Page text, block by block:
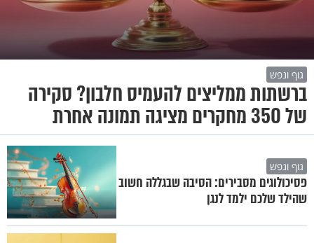
גוף ונפש
ברשתות ממליצים להעמיס חלבון? סקירה
של 350 מחקרים מציגה תמונה אחרת
גוף ונפש
פסיכולוגים מסבירים: הסיבה שבגללה חשוב
שהילד שלכם ילמד לנגן